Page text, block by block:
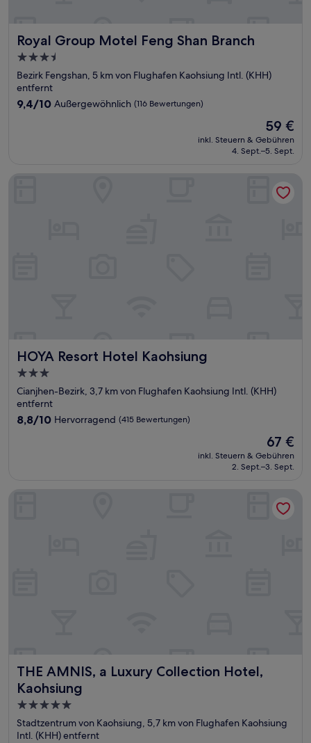
Royal Group Motel Feng Shan Branch
Royal Group Motel Feng Shan Branch
3.5-
Sterne-
Unterkunft
Bezirk Fengshan, 5 km von Flughafen Kaohsiung Intl. (KHH)
entfernt
9.4
9,4/10 Außergewöhnlich (116 Bewertungen)
Der
Preis
beträgt
59 €
inkl. Steuern & Gebühren
4. Sept.–5. Sept.
HOYA Resort Hotel Kaohsiung
HOYA Resort Hotel Kaohsiung
3.0-
Sterne-
Unterkunft
Cianjhen-Bezirk, 3,7 km von Flughafen Kaohsiung Intl. (KHH)
entfernt
8.8
8,8/10 Hervorragend (415 Bewertungen)
Der
Preis
beträgt
67 €
inkl. Steuern & Gebühren
2. Sept.–3. Sept.
THE AMNIS, a Luxury Collection Hotel,
Kaohsiung
THE AMNIS, a Luxury Collection Hotel, Kaohsiung
5.0-
Sterne-
Unterkunft
Stadtzentrum von Kaohsiung, 5,7 km von Flughafen Kaohsiung
Intl. (KHH) entfernt
THE AMNIS, a Luxury Collection Hotel, Kaohsiung